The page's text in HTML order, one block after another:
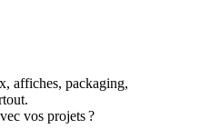
affiches, packaging,
vos projets ?